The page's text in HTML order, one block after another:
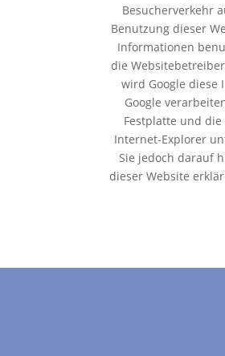
Besucherverkehr
Benutzung dieser
Informationen
die
wird Google diese
Google
Festplatte und die
Internet-Explorer
Sie jedoch darauf
dieser Website